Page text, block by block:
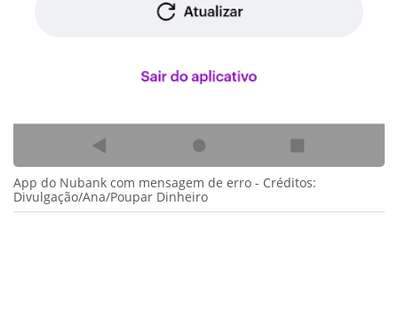
App do Nubank com mensagem de erro - Créditos:
Divulgação/Ana/Poupar Dinheiro